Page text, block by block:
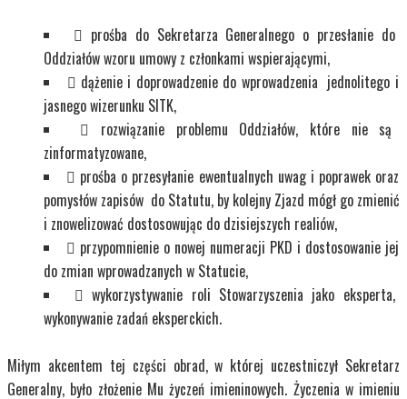
 prośba do Sekretarza Generalnego o przesłanie do
Oddziałów wzoru umowy z członkami wspierającymi,
 dążenie i doprowadzenie do wprowadzenia jednolitego i
jasnego wizerunku SITK,
 rozwiązanie problemu Oddziałów, które nie są
zinformatyzowane,
 prośba o przesyłanie ewentualnych uwag i poprawek oraz
pomysłów zapisów do Statutu, by kolejny Zjazd mógł go zmienić
i znowelizować dostosowując do dzisiejszych realiów,
 przypomnienie o nowej numeracji PKD i dostosowanie jej
do zmian wprowadzanych w Statucie,
 wykorzystywanie roli Stowarzyszenia jako eksperta,
wykonywanie zadań eksperckich.
Miłym akcentem tej części obrad, w której uczestniczył Sekretarz
Generalny, było złożenie Mu życzeń imieninowych. Życzenia w imieniu